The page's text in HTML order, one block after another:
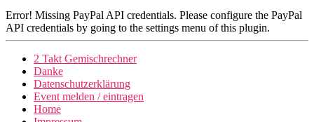
Error! Missing PayPal API credentials. Please configure the PayPal
API credentials by going to the settings menu of this plugin.
2 Takt Gemischrechner
Danke
Datenschutzerklärung
Event melden / eintragen
Home